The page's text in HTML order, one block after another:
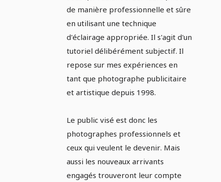
de manière professionnelle et sûre
en utilisant une technique
d'éclairage appropriée. Il s'agit d'un
tutoriel délibérément subjectif. Il
repose sur mes expériences en
tant que photographe publicitaire
et artistique depuis 1998.
Le public visé est donc les
photographes professionnels et
ceux qui veulent le devenir. Mais
aussi les nouveaux arrivants
engagés trouveront leur compte